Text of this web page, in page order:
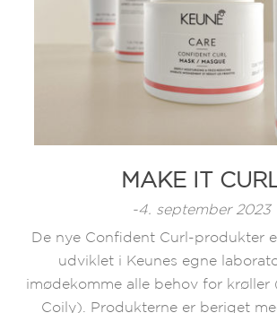
MAKE IT
-4. september 2023
De nye Confident Curl-produkter
udviklet i Keunes egne
imødekomme alle behov for krøller
Coily). Produkterne er beriget